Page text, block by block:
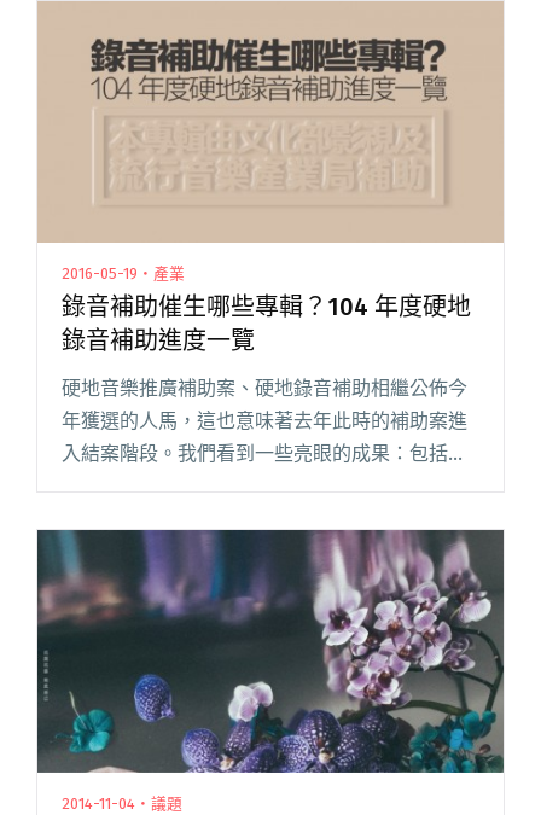
的魔幻療癒力量"
2016-05-19・產業
錄音補助催生哪些專輯？104 年度硬地
錄音補助進度一覽
硬地音樂推廣補助案、硬地錄音補助相繼公佈今
年獲選的人馬，這也意味著去年此時的補助案進
入結案階段。我們看到一些亮眼的成果：包括一
鳴驚人的草東沒有派對、十年有成的 Random 隨
忍直視的 Ci閱讀全文 "錄音補助催生哪些專輯？
104 年度硬地錄音補助進度一覽"
2014-11-04・議題